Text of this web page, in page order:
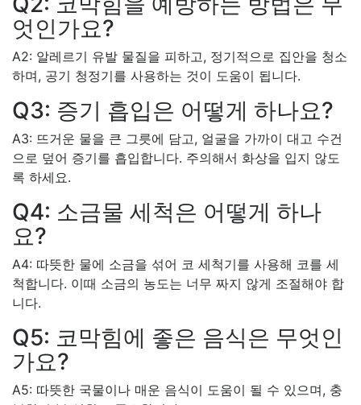
엇인가요?
A2: 알레르기 유발 물질을 피하고, 정기적으로 집안을 청소
하며, 공기 청정기를 사용하는 것이 도움이 됩니다.
Q3: 증기 흡입은 어떻게 하나요?
A3: 뜨거운 물을 큰 그릇에 담고, 얼굴을 가까이 대고 수건
으로 덮어 증기를 흡입합니다. 주의해서 화상을 입지 않도
록 하세요.
Q4: 소금물 세척은 어떻게 하나
요?
A4: 따뜻한 물에 소금을 섞어 코 세척기를 사용해 코를 세
척합니다. 이때 소금의 농도는 너무 짜지 않게 조절해야 합
니다.
Q5: 코막힘에 좋은 음식은 무엇인
가요?
A5: 따뜻한 국물이나 매운 음식이 도움이 될 수 있으며, 충